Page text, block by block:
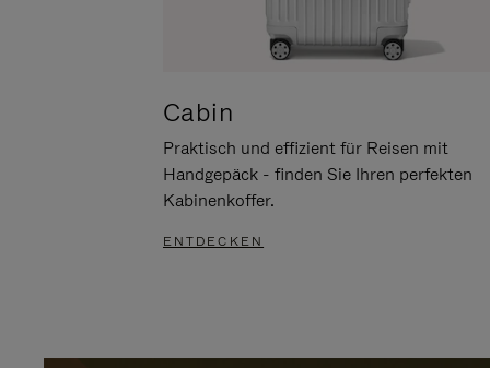
Cabin
Praktisch und effizient für Reisen mit
Handgepäck - finden Sie Ihren perfekten
Kabinenkoffer.
ENTDECKEN